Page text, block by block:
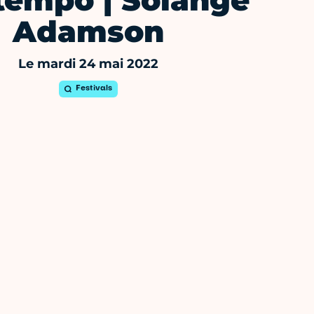
Adamson
Le mardi 24 mai 2022
Festivals